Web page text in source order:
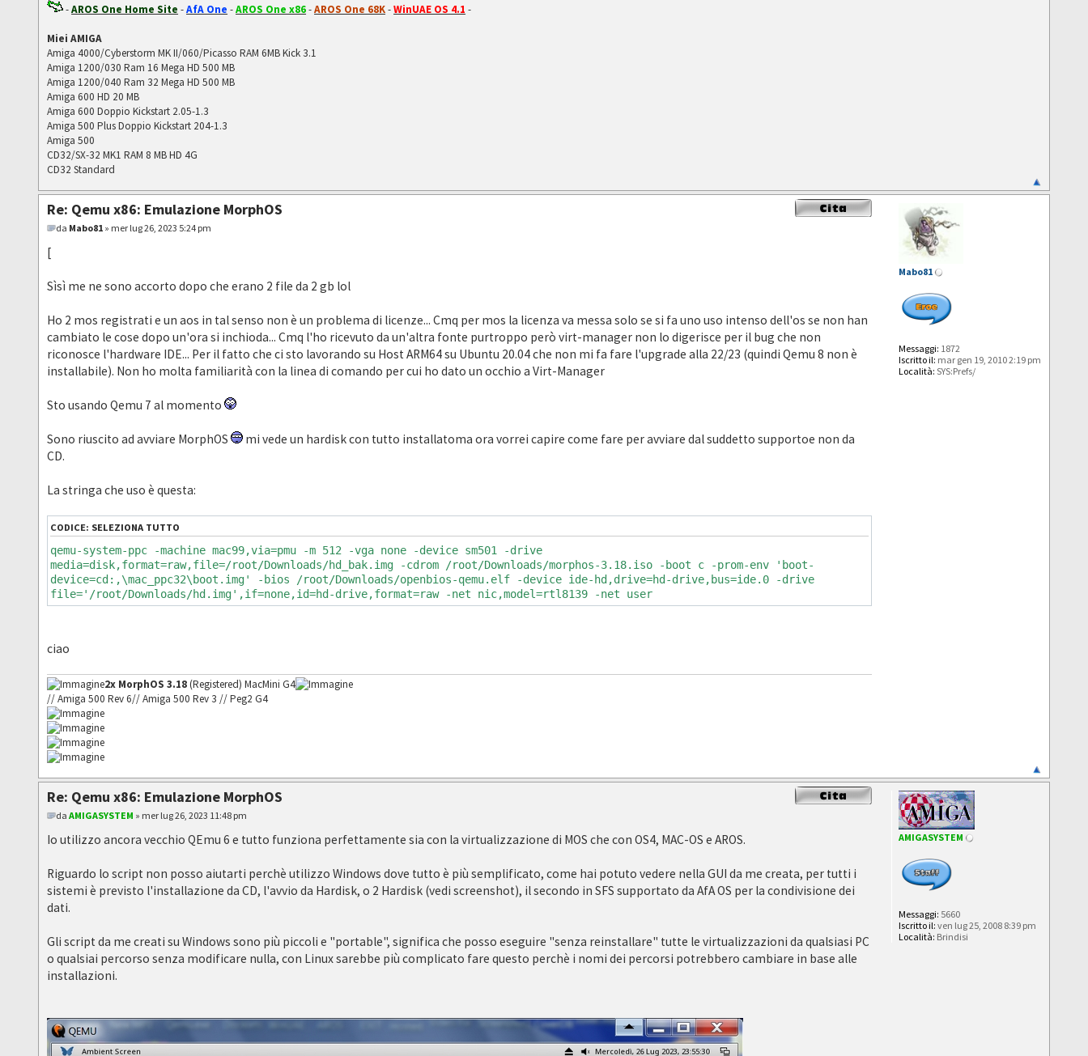
-AROS One Home Site -AfA One -AROS One x86-AROS One 68K-WinUAE OS 4.1 -
Miei AMIGA
Amiga 4000/Cyberstorm MK II/060/Picasso RAM 6MB Kick 3.1
Amiga 1200/030 Ram 16 Mega HD 500 MB
Amiga 1200/040 Ram 32 Mega HD 500 MB
Amiga 600 HD 20 MB
Amiga 600 Doppio Kickstart 2.05-1.3
Amiga 500 Plus Doppio Kickstart 204-1.3
Amiga 500
CD32/SX-32 MK1 RAM 8 MB HD 4G
CD32 Standard
Re: Qemu x86: Emulazione MorphOS
da Mabo81 » mer lug 26, 2023 5:24 pm
[
Sìsì me ne sono accorto dopo che erano 2 file da 2 gb lol
Ho 2 mos registrati e un aos in tal senso non è un problema di licenze... Cmq per mos la licenza va messa solo se si fa uno uso intenso dell'os se non han
cambiato le cose dopo un'ora si inchioda... Cmq l'ho ricevuto da un'altra fonte purtroppo però virt-manager non lo digerisce per il bug che non
riconosce l'hardware IDE... Per il fatto che ci sto lavorando su Host ARM64 su Ubuntu 20.04 che non mi fa fare l'upgrade alla 22/23 (quindi Qemu 8 non è
installabile). Non ho molta familiarità con la linea di comando per cui ho dato un occhio a Virt-Manager
Sto usando Qemu 7 al momento
Sono riuscito ad avviare MorphOS
mi vede un hardisk con tutto installatoma ora vorrei capire come fare per avviare dal suddetto supportoe non da
CD.
La stringa che uso è questa:
CODICE: SELEZIONA TUTTO
qemu-system-ppc -machine mac99,via=pmu -m 512 -vga none -device sm501 -drive
media=disk,format=raw,file=/root/Downloads/hd_bak.img -cdrom /root/Downloads/morphos-3.18.iso -boot c -prom-env 'boot-
device=cd:,\mac_ppc32\boot.img' -bios /root/Downloads/openbios-qemu.elf -device ide-hd,drive=hd-drive,bus=ide.0 -drive
file='/root/Downloads/hd.img',if=none,id=hd-drive,format=raw -net nic,model=rtl8139 -net user
ciao
2x MorphOS 3.18(Registered) MacMini G4
// Amiga 500 Rev 6// Amiga 500 Rev 3 // Peg2 G4
Mabo81
Messaggi: 1872
Iscritto il: mar gen 19, 2010 2:19 pm
Località: SYS:Prefs/
Re: Qemu x86: Emulazione MorphOS
daAMIGASYSTEM » mer lug 26, 2023 11:48 pm
Io utilizzo ancora vecchio QEmu 6 e tutto funziona perfettamente sia con la virtualizzazione di MOS che con OS4, MAC-OS e AROS.
Riguardo lo script non posso aiutarti perchè utilizzo Windows dove tutto è più semplificato, come hai potuto vedere nella GUI da me creata, per tutti i
sistemi è previsto l'installazione da CD, l'avvio da Hardisk, o 2 Hardisk (vedi screenshot), il secondo in SFS supportato da AfA OS per la condivisione dei
dati.
Gli script da me creati su Windows sono più piccoli e "portable", significa che posso eseguire "senza reinstallare" tutte le virtualizzazioni da qualsiasi PC
o qualsiai percorso senza modificare nulla, con Linux sarebbe più complicato fare questo perchè i nomi dei percorsi potrebbero cambiare in base alle
installazioni.
AMIGASYSTEM
Messaggi: 5660
Iscritto il: ven lug 25, 2008 8:39 pm
Località: Brindisi